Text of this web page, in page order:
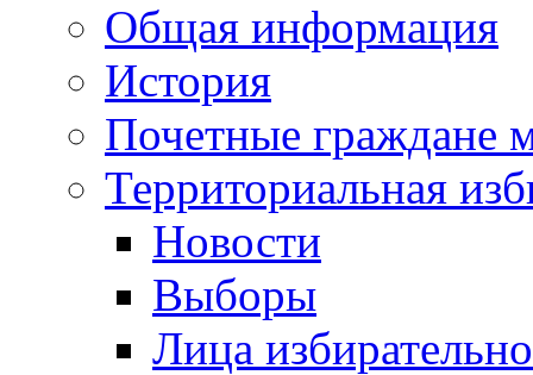
Общая информация
История
Почетные граждане
Территориальная
Новости
Выборы
Лица